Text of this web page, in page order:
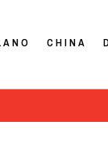
CHINA